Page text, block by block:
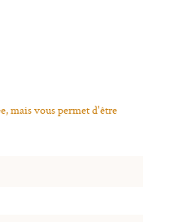
mais vous permet d'être